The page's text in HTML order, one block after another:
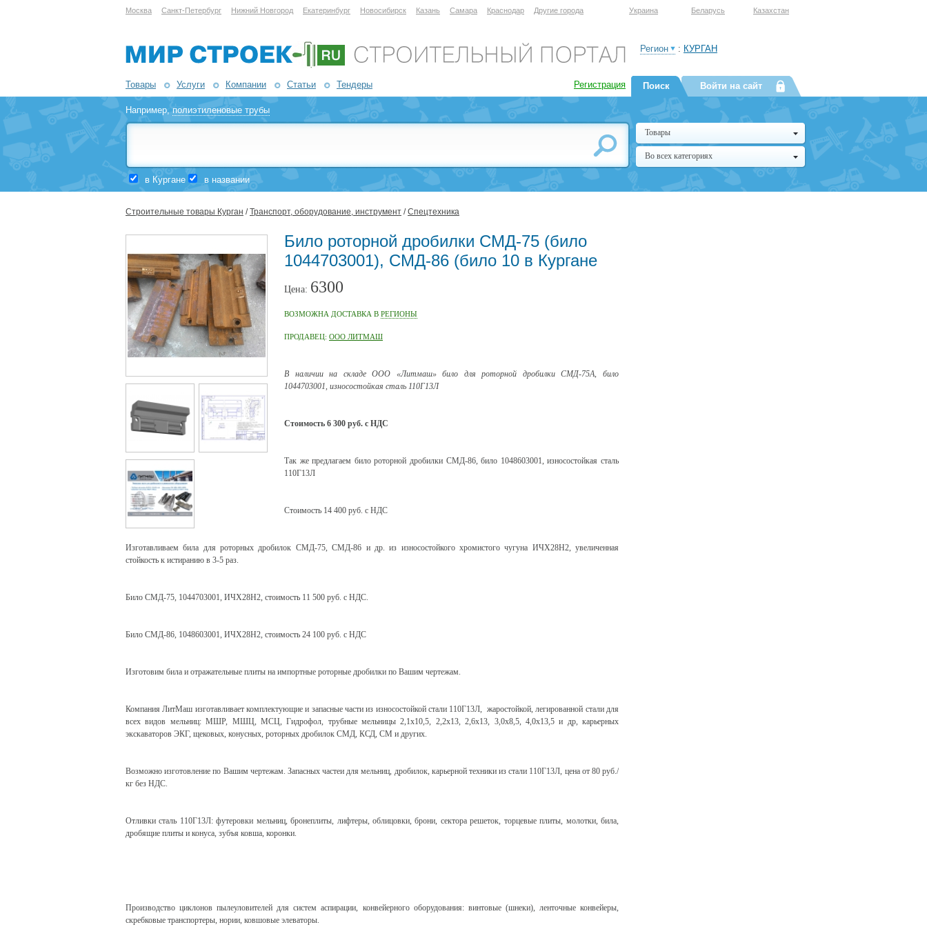
Москва Санкт-Петербург Нижний Новгород Екатеринбург Новосибирск Казань Самара Краснодар Другие города Украина Беларусь Казахстан
Товары Услуги Компании Статьи Тендеры Регистрация
Регион : КУРГАН
Например,полиэтиленовые трубы
в Кургане в названии
Поиск Войти на сайт
Товары
Во всех категориях
Строительные товары Курган /Транспорт, оборудование, инструмент /Спецтехника
Било роторной дробилки СМД-75 (било
1044703001), СМД-86 (било 10 в Кургане
Цена: 6300
ВОЗМОЖНА ДОСТАВКА В РЕГИОНЫ
ПРОДАВЕЦ: ООО ЛИТМАШ
В наличии на складе ООО «Литмаш» било для роторной дробилки СМД-75А, било
1044703001, износостойкая сталь 110Г13Л
Стоимость 6 300 руб. с НДС
Так же предлагаем било роторной дробилки СМД-86, било 1048603001, износостойкая сталь
110Г13Л
Стоимость 14 400 руб. с НДС
Изготавливаем била для роторных дробилок СМД-75, СМД-86 и др. из износостойкого хромистого чугуна ИЧХ28Н2, увеличенная
стойкость к истиранию в 3-5 раз.
Било СМД-75, 1044703001, ИЧХ28Н2, стоимость 11 500 руб. с НДС.
Било СМД-86, 1048603001, ИЧХ28Н2, стоимость 24 100 руб. с НДС
Изготовим била и отражательные плиты на импортные роторные дробилки по Вашим чертежам.
Компания ЛитМаш изготавливает комплектующие и запасные части из износостойкой стали 110Г13Л, жаростойкой, легированной стали для
всех видов мельниц: МШР, МШЦ, МСЦ, Гидрофол, трубные мельницы 2,1х10,5, 2,2х13, 2,6х13, 3,0х8,5, 4,0х13,5 и др, карьерных
экскаваторов ЭКГ, щековых, конусных, роторных дробилок СМД, КСД, СМ и других.
Возможно изготовление по Вашим чертежам. Запасных частеи для мельниц, дробилок, карьерной техники из стали 110Г13Л, цена от 80 руб./
кг без НДС.
Отливки сталь 110Г13Л: футеровки мельниц, бронеплиты, лифтеры, облицовки, брони, сектора решеток, торцевые плиты, молотки, била,
дробящие плиты и конуса, зубъя ковша, коронки.
Производство циклонов пылеуловителей для систем аспирации, конвейерного оборудования: винтовые (шнеки), ленточные конвейеры,
скребковые транспортеры, нории, ковшовые элеваторы.